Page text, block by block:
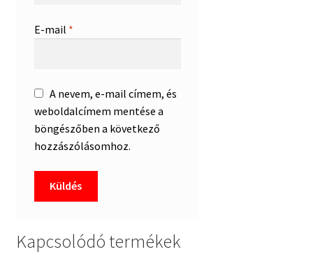
E-mail *
A nevem, e-mail címem, és
weboldalcímem mentése a
böngészőben a következő
hozzászólásomhoz.
Kapcsolódó termékek